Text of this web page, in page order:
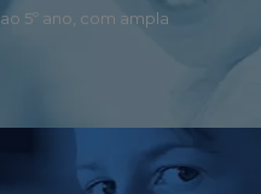
5º ano, com ampla